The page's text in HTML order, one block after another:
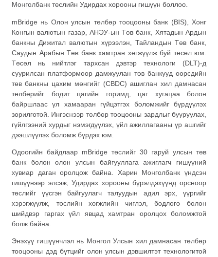
Монголбанк төслийн Удирдах хорооны гишүүн боллоо.
mBridge нь Олон улсын төлбөр тооцооны банк (BIS), Хонг
Конгын валютын газар, АНЭУ-ын Төв банк, Хятадын Ардын
банкны Дижитал валютын хүрээлэн, Тайландын Төв банк,
Саудын Арабын Төв банк хамтран хөгжүүлж буй төсөл юм.
Төсөл нь нийтлэг тархсан дэвтэр технологи (DLT)-д
суурилсан платформоор дамжуулан төв банкууд өөрсдийн
төв банкны цахим мөнгийг (CBDC) ашиглан хил дамнасан
төлбөрийг бодит цагийн горимд, цаг хугацаа болон
байршлаас үл хамааран гүйцэтгэх боломжийг бүрдүүлэх
зорилготой. Ингэснээр төлбөр тооцооны зардлыг бууруулах,
гүйлгээний хурдыг нэмэгдүүлэх, үйл ажиллагааны үр ашгийг
дээшлүүлэх боломж бүрдэх юм.
Одоогийн байдлаар mBridge төслийг 30 гаруй улсын төв
банк болон олон улсын байгууллага ажиглагч гишүүний
хувиар даган оролцож байна. Харин Монголбанк үндсэн
гишүүнээр элсэж, Удирдах хорооны бүрэлдэхүүнд орсноор
төслийг үүсгэн байгуулагч талуудын адил эрх, үүргийг
хэрэгжүүлж, төслийн хөгжлийн чиглэл, бодлого болон
шийдвэр гаргах үйл явцад хамтран оролцох боломжтой
болж байна.
Энэхүү гишүүнчлэл нь Монгол Улсын хил дамнасан төлбөр
тооцооны дэд бүтцийг олон улсын дэвшилтэт технологитой